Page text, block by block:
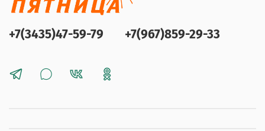
+7(3435)47-59-79 +7(967)859-29-33